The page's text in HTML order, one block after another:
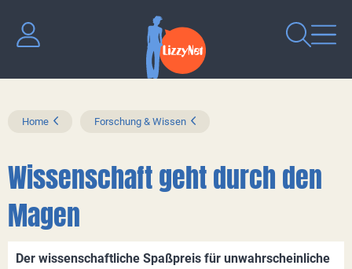
Home Forschung & Wissen
Wissenschaft geht durch den
Magen
Der wissenschaftliche Spaßpreis für unwahrscheinliche